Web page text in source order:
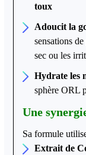
toux
Adoucit la
sensations
sec ou les
Hydrate les
sphère ORL
Une
Sa formule
Extrait de